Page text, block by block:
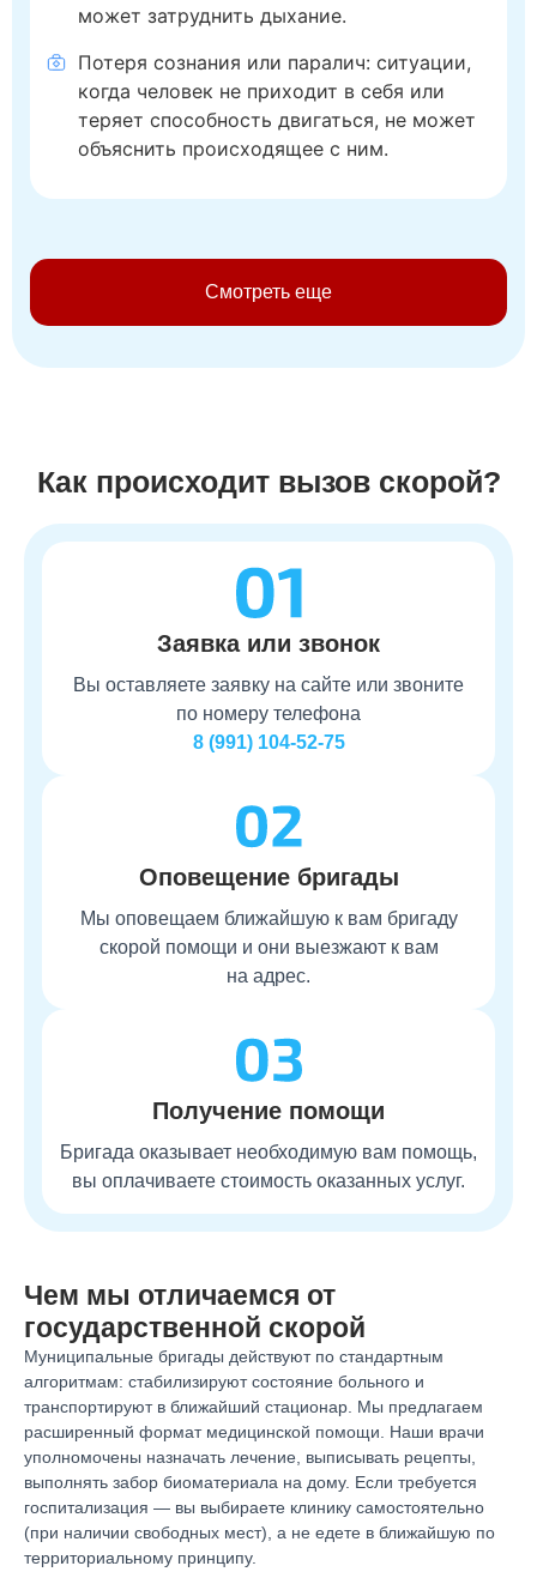
может затруднить дыхание.
Потеря сознания или паралич: ситуации,
когда человек не приходит в себя или
теряет способность двигаться, не может
объяснить происходящее с ним.
Смотреть еще
Как происходит вызов скорой?
Заявка или звонок
Вы оставляете заявку на сайте или звоните
по номеру телефона
8 (991) 104-52-75
Оповещение бригады
Мы оповещаем ближайшую к вам бригаду
скорой помощи и они выезжают к вам
на адрес.
Получение помощи
Бригада оказывает необходимую вам помощь,
вы оплачиваете стоимость оказанных услуг.
Чем мы отличаемся от
государственной скорой
Муниципальные бригады действуют по стандартным
алгоритмам: стабилизируют состояние больного и
транспортируют в ближайший стационар. Мы предлагаем
расширенный формат медицинской помощи. Наши врачи
уполномочены назначать лечение, выписывать рецепты,
выполнять забор биоматериала на дому. Если требуется
госпитализация — вы выбираете клинику самостоятельно
(при наличии свободных мест), а не едете в ближайшую по
территориальному принципу.